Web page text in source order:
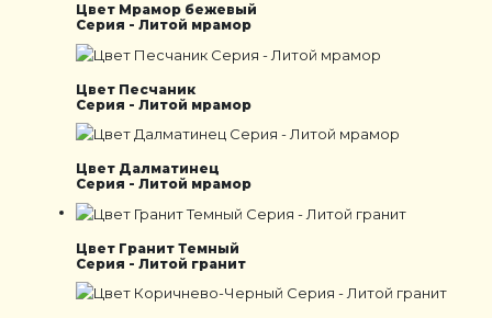
Цвет Мрамор бежевый
Серия - Литой мрамор
Цвет Песчаник
Серия - Литой мрамор
Цвет Далматинец
Серия - Литой мрамор
Цвет Гранит Темный
Серия - Литой гранит